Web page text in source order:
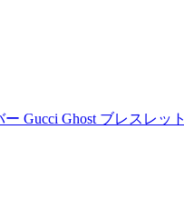
Gucci Ghost ブレスレット